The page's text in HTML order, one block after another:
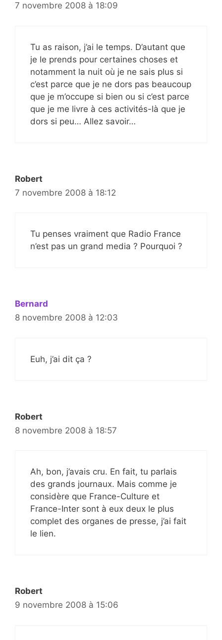
7 novembre 2008 à 18:09
Tu as raison, j’ai le temps. D’autant que
je le prends pour certaines choses et
notamment la nuit où je ne sais plus si
c’est parce que je ne dors pas beaucoup
que je m’occupe si bien ou si c’est parce
que je me livre à ces activités-là que je
dors si peu… Allez savoir…
Robert
7 novembre 2008 à 18:12
Tu penses vraiment que Radio France
n’est pas un grand media ? Pourquoi ?
Bernard
8 novembre 2008 à 12:03
Euh, j’ai dit ça ?
Robert
8 novembre 2008 à 18:57
Ah, bon, j’avais cru. En fait, tu parlais
des grands journaux. Mais comme je
considère que France-Culture et
France-Inter sont à eux deux le plus
complet des organes de presse, j’ai fait
le lien.
Robert
9 novembre 2008 à 15:06